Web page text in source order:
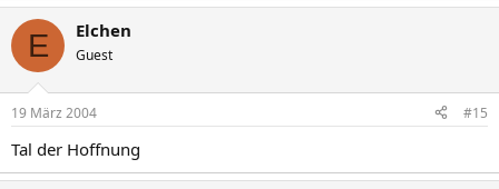
E Elchen
Guest
19 März 2004 #15
Tal der Hoffnung